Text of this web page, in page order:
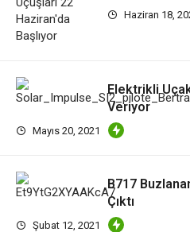
Haziran 18,
Elektrikli Uçak
Veriyor
Mayıs 20, 2021
B717
Çıktı
Şubat 12, 2021